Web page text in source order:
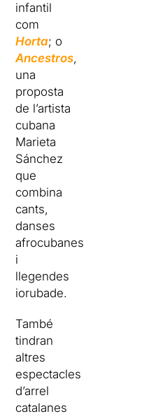
infantil
com
Horta; o
Ancestros,
una
proposta
de l’artista
cubana
Marieta
Sánchez
que
combina
cants,
danses
afrocubanes
i
llegendes
iorubade.
També
tindran
altres
espectacles
d’arrel
catalanes